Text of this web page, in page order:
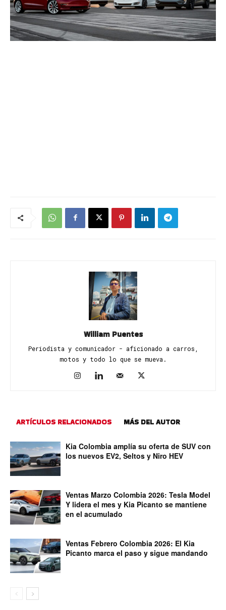
William Puentes
Periodista y comunicador - aficionado a carros,
motos y todo lo que se mueva.
ARTÍCULOS RELACIONADOS MÁS DEL AUTOR
Kia Colombia amplía su oferta de SUV con
los nuevos EV2, Seltos y Niro HEV
Ventas Marzo Colombia 2026: Tesla Model
Y lidera el mes y Kia Picanto se mantiene
en el acumulado
Ventas Febrero Colombia 2026: El Kia
Picanto marca el paso y sigue mandando